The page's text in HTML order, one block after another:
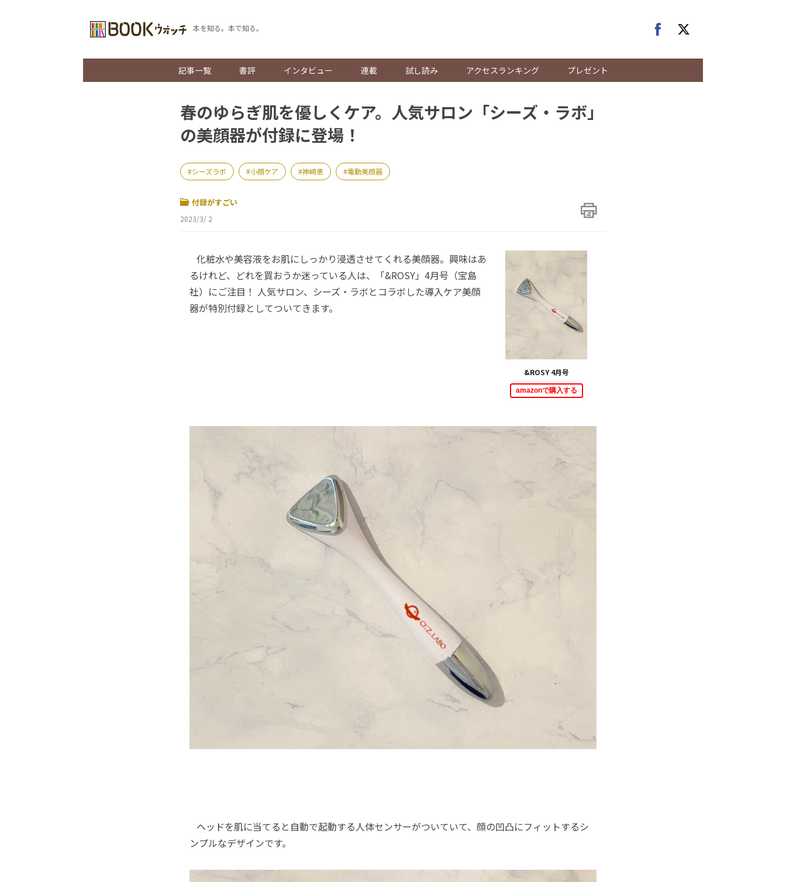
本を知る。本で知る。
記事一覧 書評 インタビュー 連載 試し読み アクセスランキング プレゼント
春のゆらぎ肌を優しくケア。人気サロン「シーズ・ラボ」
の美顔器が付録に登場！
シーズラボ 小顔ケア 神崎恵 電動美顔器
付録がすごい
2023/3/ 2
&ROSY 4月号
amazonで購入する
化粧水や美容液をお肌にしっかり浸透させてくれる美顔器。興味はあ
るけれど、どれを買おうか迷っている人は、「&ROSY」4月号（宝島
社）にご注目！ 人気サロン、シーズ・ラボとコラボした導入ケア美顔
器が特別付録としてついてきます。
ヘッドを肌に当てると自動で起動する人体センサーがついていて、顔の凹凸にフィットするシ
ンプルなデザインです。